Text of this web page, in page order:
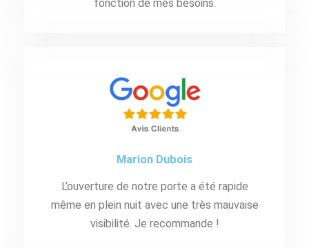
fonction de mes besoins.
Marion Dubois
L’ouverture de notre porte a été rapide
même en plein nuit avec une très mauvaise
visibilité. Je recommande !